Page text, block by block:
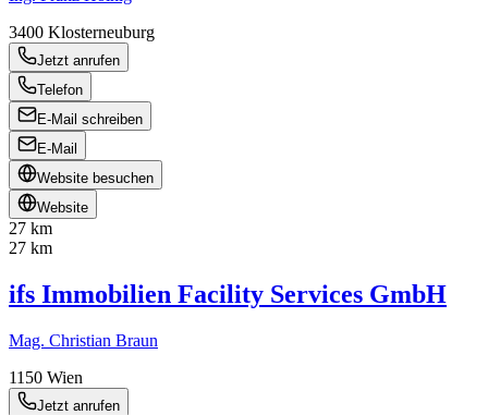
3400 Klosterneuburg
Jetzt anrufen
Telefon
E-Mail schreiben
E-Mail
Website besuchen
Website
27 km
27 km
ifs Immobilien Facility Services GmbH
Mag. Christian Braun
1150 Wien
Jetzt anrufen